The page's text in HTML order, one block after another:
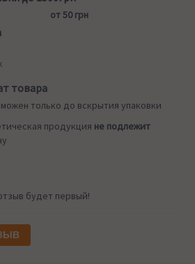
от 50 грн
товара
только до вскрытия упаковки
продукция не подлежит
будет первый!